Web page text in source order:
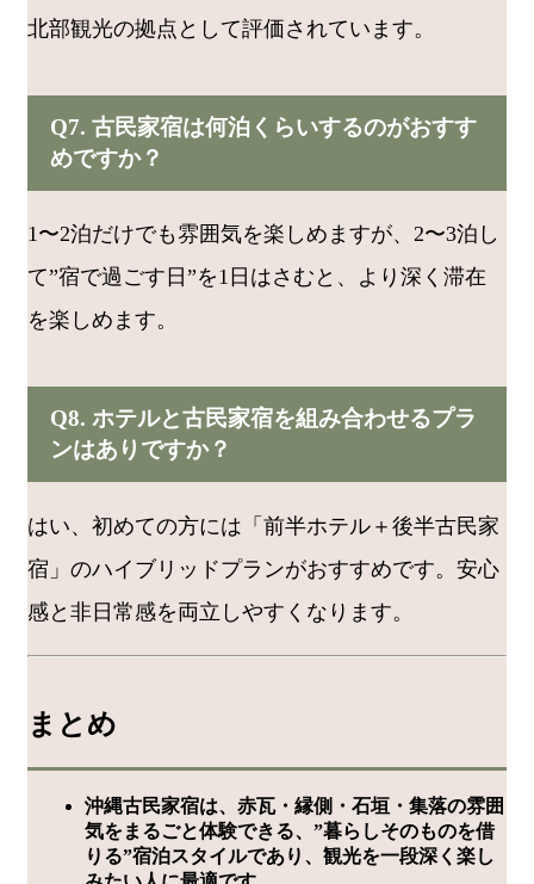
北部観光の拠点として評価されています。
Q7. 古民家宿は何泊くらいするのがおすす
めですか？
1〜2泊だけでも雰囲気を楽しめますが、2〜3泊し
て”宿で過ごす日”を1日はさむと、より深く滞在
を楽しめます。
Q8. ホテルと古民家宿を組み合わせるプラ
ンはありですか？
はい、初めての方には「前半ホテル＋後半古民家
宿」のハイブリッドプランがおすすめです。安心
感と非日常感を両立しやすくなります。
まとめ
沖縄古民家宿は、赤瓦・縁側・石垣・集落の雰囲
気をまるごと体験できる、”暮らしそのものを借
りる”宿泊スタイルであり、観光を一段深く楽し